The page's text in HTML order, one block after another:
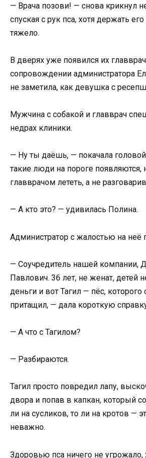
— Врача позови! — снова крикнул
спуская с рук пса, хотя держать
тяжело.
В дверях уже появился их
сопровождении администратора
не заметила, как девушка с
Мужчина с собакой и главврач
недрах клиники.
— Ну ты даёшь, — покачала
такие люди на пороге появляются,
главврачом лететь, а не
— А кто это? — удивилась Полина.
Администратор с жалостью на неё
— Соучредитель нашей компании,
Павлович. 36 лет, не женат, детей
деньги и вот Тагил — пёс, которого
притащил, — дала короткую
— А что с Тагилом?
— Разбираются.
Тагил просто повредил лапу,
двора и попав в капкан, который
ли на сусликов, то ли на кротов —
неважно.
Здоровью пса ничего не угрожало,